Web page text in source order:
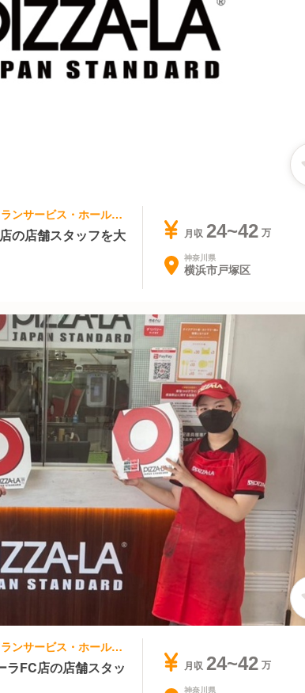
ファストフード, その他(料理ジャンル) | レストランサービス・ホールスタッフ | ピザーラ 戸塚店
の店舗スタッフを大
月収 24~42
神奈川県
横浜市戸塚区
ファストフード, その他(料理ジャンル) | レストランサービス・ホールスタッフ | ピザーラ 湘南ライフタウン店
ラFC店の店舗スタッ
月収 24~42
神奈川県